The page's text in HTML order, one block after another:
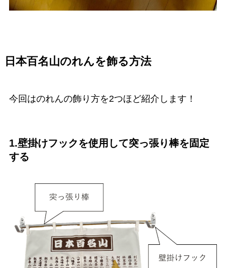
日本百名山のれんを飾る方法
今回はのれんの飾り方を2つほど紹介します！
1.壁掛けフックを使用して突っ張り棒を固定
する